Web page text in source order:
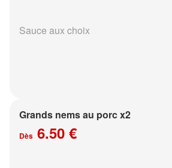
Sauce aux choix
Grands nems au porc x2
Dès 6.50 €